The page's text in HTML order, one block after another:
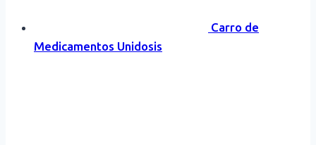
Carro de
Medicamentos Unidosis